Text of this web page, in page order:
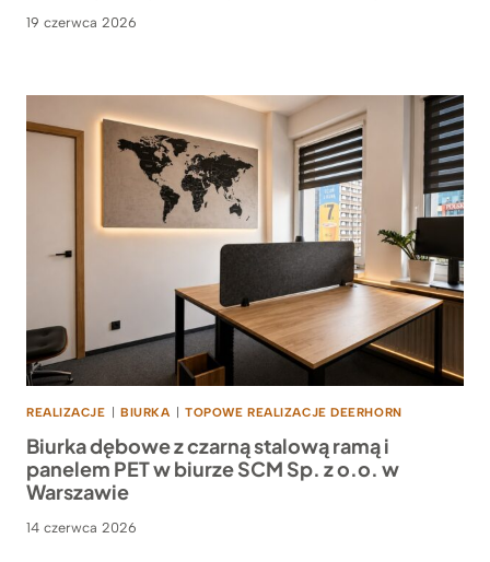
19 czerwca 2026
REALIZACJE BIURKA TOPOWE REALIZACJE DEERHORN
Biurka dębowe z czarną stalową ramą i
panelem PET w biurze SCM Sp. z o.o. w
Warszawie
14 czerwca 2026